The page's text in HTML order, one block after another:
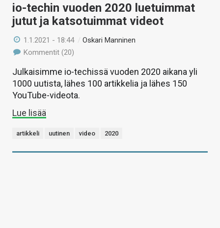
io-techin vuoden 2020 luetuimmat
jutut ja katsotuimmat videot
1.1.2021 - 18:44 /Oskari Manninen
Kommentit (20)
Julkaisimme io-techissä vuoden 2020 aikana yli
1000 uutista, lähes 100 artikkelia ja lähes 150
YouTube-videota.
Lue lisää
artikkeli uutinen video 2020